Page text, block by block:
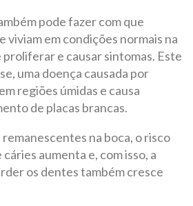
pode fazer com que
viviam em condições normais na
proliferar e causar sintomas. Este
uma doença causada por
regiões úmidas e causa
de placas brancas.
na boca, o risco
cáries aumenta e, com isso, a
os dentes também cresce